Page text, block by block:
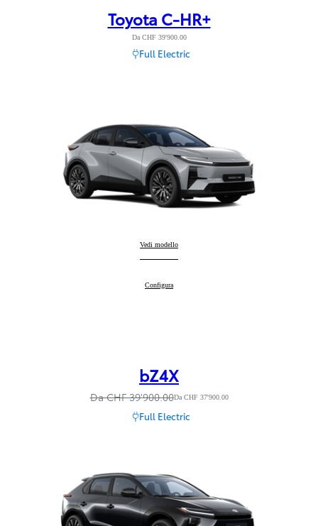
Toyota C-HR+
Da CHF 39'900.00
Full Electric
Toyota C-HR+
Vedi modello
Toyota C-HR+
Configura
bZ4X
Da CHF 39'900.00Da CHF 37'900.00
Full Electric